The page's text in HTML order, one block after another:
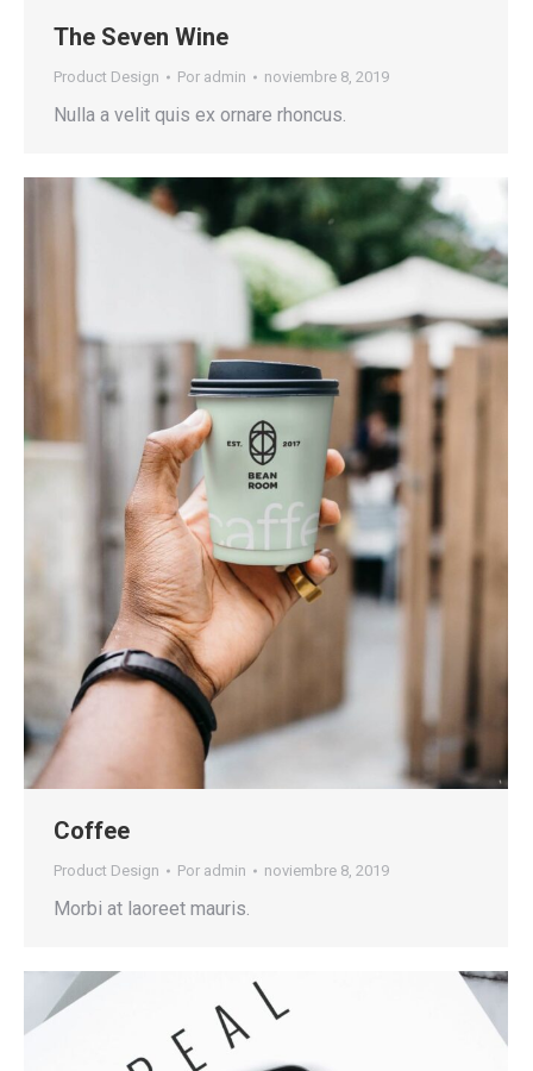
The Seven Wine
Product Design Por admin noviembre 8, 2019
Nulla a velit quis ex ornare rhoncus.
Coffee
Product Design Por admin noviembre 8, 2019
Morbi at laoreet mauris.